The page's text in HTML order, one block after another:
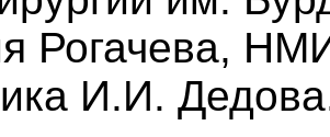
Рогачева,
И.И.